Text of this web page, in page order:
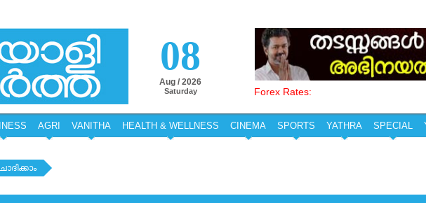
08
Aug / 2026
Saturday Forex Rates:
AGRI VANITHA HEALTH & WELLNESS CINEMA SPORTS YATHRA SPECIAL